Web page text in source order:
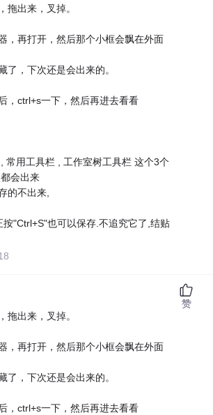
拖出来，叉掉。
，再打开，然后那个小框会飘在外面
了，下次还是会出来的。
，ctrl+s一下，然后再进去看看
常用工具栏 , 工作室树工具栏 这个3个
会出来
的不出来,
按"Ctrl+S"也可以保存.不追究它了,结贴
拖出来，叉掉。
，再打开，然后那个小框会飘在外面
了，下次还是会出来的。
，ctrl+s一下，然后再进去看看
赞